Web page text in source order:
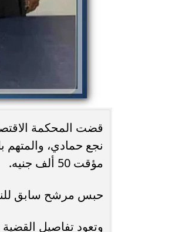
قضت المحكمة
مؤقت 50 ألف جنيه.
حبس مرشح سابق للنواب
وتعود تفاصيل
محافظ أسيوط : حملات مكثفة لرفع
الإشغالات بحي شرق لإعادة الانضباط
وتحقيق...